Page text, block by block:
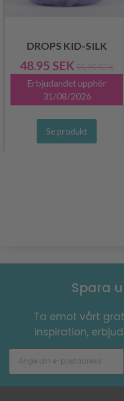
DROPS KID-SILK
48.95 SEK 55.95 SEK
Erbjudandet upphör
31/08/2026
Se produkt
Spara
Ta emot vårt
inspiration,